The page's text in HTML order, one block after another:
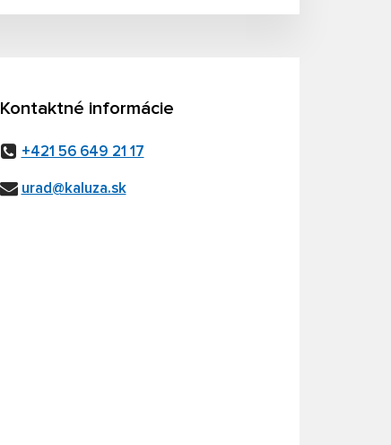
Kontaktné informácie
+421 56 649 21 17
urad@kaluza.sk